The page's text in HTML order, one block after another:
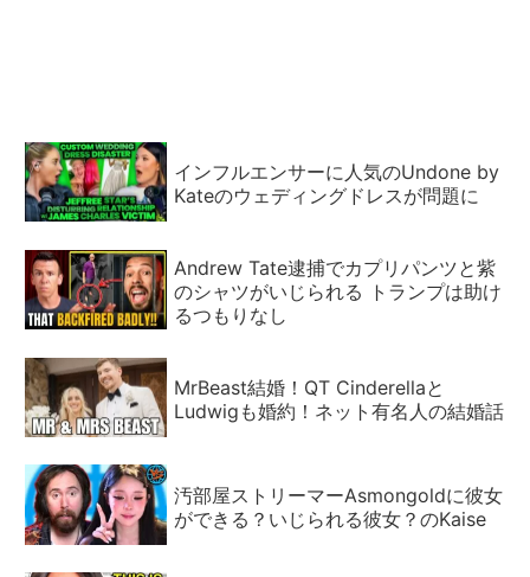
インフルエンサーに人気のUndone by
Kateのウェディングドレスが問題に
Andrew Tate逮捕でカプリパンツと紫
のシャツがいじられる トランプは助け
るつもりなし
MrBeast結婚！QT Cinderellaと
Ludwigも婚約！ネット有名人の結婚話
汚部屋ストリーマーAsmongoldに彼女
ができる？いじられる彼女？のKaise